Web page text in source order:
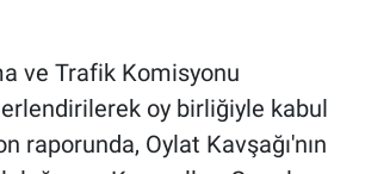
ve Trafik Komisyonu
oy birliğiyle kabul
raporunda, Oylat Kavşağı'nın